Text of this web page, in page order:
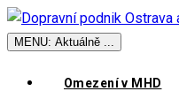
MENU: Aktuálně ...
Omezení v MHD